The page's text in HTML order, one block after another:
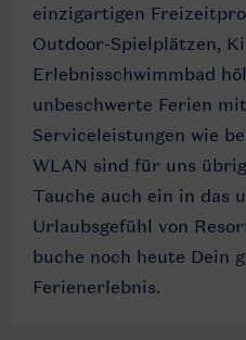
einzigartigen
Outdoor-Spielplätzen,
Erlebnisschwimmbad
unbeschwerte Ferien
Serviceleistungen wie
WLAN sind für uns
Tauche auch ein in das
Urlaubsgefühl von
buche noch heute Dein
Ferienerlebnis.